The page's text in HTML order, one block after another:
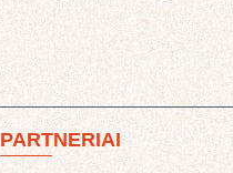
PARTNERIAI